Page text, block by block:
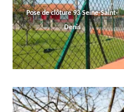
Pose de clôture 93 Seine-Saint-
Denis